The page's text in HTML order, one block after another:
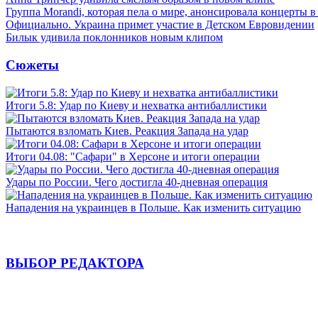
Группа Morandi, которая пела о мире, анонсировала концерты
Официально. Украина примет участие в Детском Евровидении
Билык удивила поклонников новым клипом
Сюжеты
Итоги 5.8: Удар по Киеву и нехватка антибаллистики
Пытаются взломать Киев. Реакция Запада на удар
Итоги 04.08: "Сафари" в Херсоне и итоги операции
Удары по России. Чего достигла 40-дневная операция
Нападения на украинцев в Польше. Как изменить ситуацию
ВЫБОР РЕДАКТОРА